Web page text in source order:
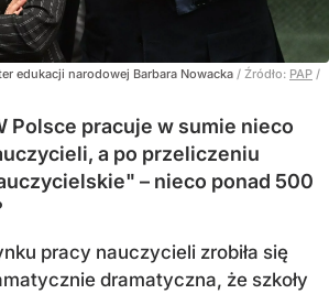
edukacji narodowej Barbara Nowacka / Źródło: PAP /
Polsce pracuje w sumie nieco
a po przeliczeniu
– nieco ponad 500
pracy nauczycieli zrobiła się
dramatyczna, że szkoły